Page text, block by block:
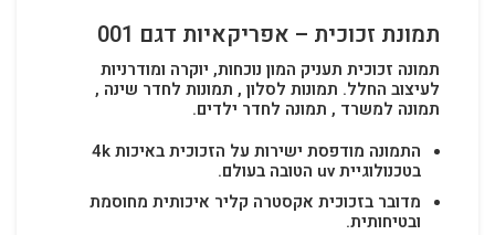
תמונת זכוכית – אפריקאיות דגם 001
תמונה זכוכית תעניק המון נוכחות, יוקרה ומודרניות
לעיצוב החלל. תמונות לסלון , תמונות לחדר שינה ,
תמונה למשרד , תמונה לחדר ילדים.
התמונה מודפסת ישירות על הזכוכית באיכות 4k
בטכנולוגיית uv הטובה בעולם.
מדובר בזכוכית אקסטרה קליר איכותית מחוסמת
ובטיחותית.